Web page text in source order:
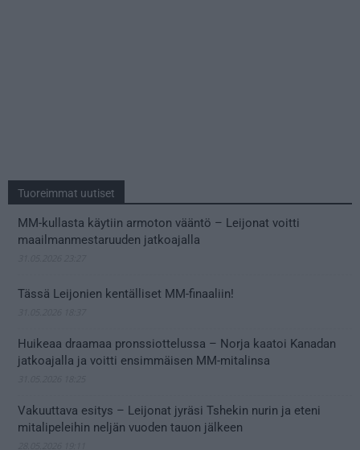
Tuoreimmat uutiset
MM-kullasta käytiin armoton vääntö – Leijonat voitti
maailmanmestaruuden jatkoajalla
Tässä Leijonien kentälliset MM-finaaliin!
Huikeaa draamaa pronssiottelussa – Norja kaatoi Kanadan
jatkoajalla ja voitti ensimmäisen MM-mitalinsa
Vakuuttava esitys – Leijonat jyräsi Tshekin nurin ja eteni
mitalipeleihin neljän vuoden tauon jälkeen